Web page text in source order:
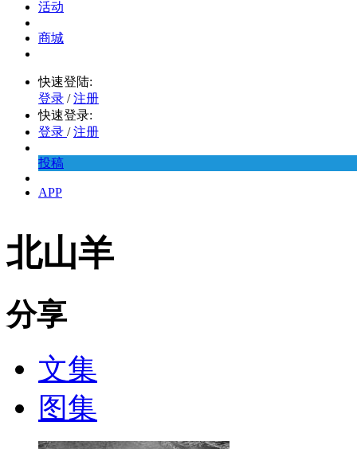
活动
商城
快速登陆:
登录 / 注册
快速登录:
登录 / 注册
投稿
APP
北山羊
分享
文集
图集